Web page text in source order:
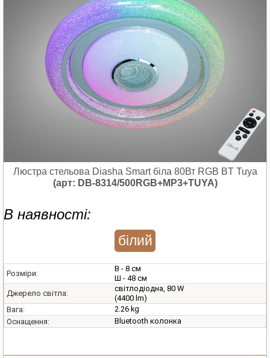
Люстра стельова Diasha Smart біла 80Вт RGB BT Tuya
(арт: DB-8314/500RGB+MP3+TUYA)
В наявності:
білий
Розміри:
В - 8 см
Ш - 48 см
Джерело світла:
світлодіодна, 80 W
(4400 lm)
Вага:
2.26 kg
Оснащення:
Bluetooth колонка